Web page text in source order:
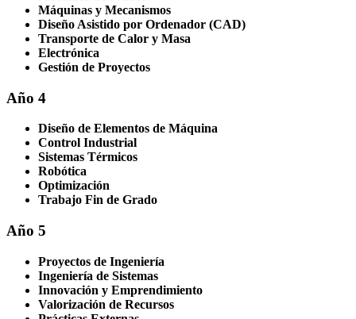
Máquinas y Mecanismos
Diseño Asistido por Ordenador (CAD)
Transporte de Calor y Masa
Electrónica
Gestión de Proyectos
Año 4
Diseño de Elementos de Máquina
Control Industrial
Sistemas Térmicos
Robótica
Optimización
Trabajo Fin de Grado
Año 5
Proyectos de Ingeniería
Ingeniería de Sistemas
Innovación y Emprendimiento
Valorización de Recursos